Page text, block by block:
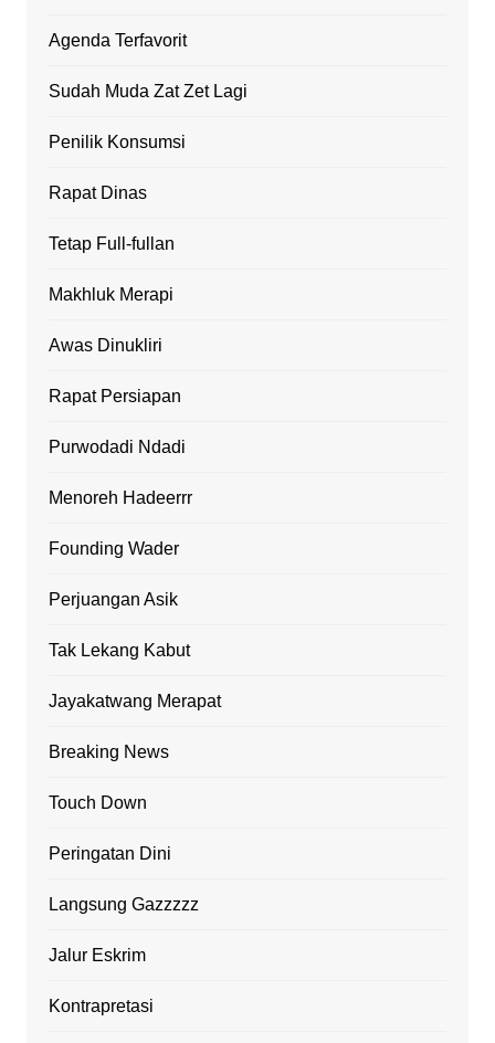
Agenda Terfavorit
Sudah Muda Zat Zet Lagi
Penilik Konsumsi
Rapat Dinas
Tetap Full-fullan
Makhluk Merapi
Awas Dinukliri
Rapat Persiapan
Purwodadi Ndadi
Menoreh Hadeerrr
Founding Wader
Perjuangan Asik
Tak Lekang Kabut
Jayakatwang Merapat
Breaking News
Touch Down
Peringatan Dini
Langsung Gazzzzz
Jalur Eskrim
Kontrapretasi